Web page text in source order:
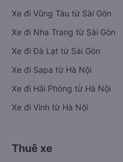
Xe đi Vũng Tàu từ Sài Gòn
Xe đi Nha Trang từ Sài Gòn
Xe đi Đà Lạt từ Sài Gòn
Xe đi Sapa từ Hà Nội
Xe đi Hải Phòng từ Hà Nội
Xe đi Vinh từ Hà Nội
Thuê xe